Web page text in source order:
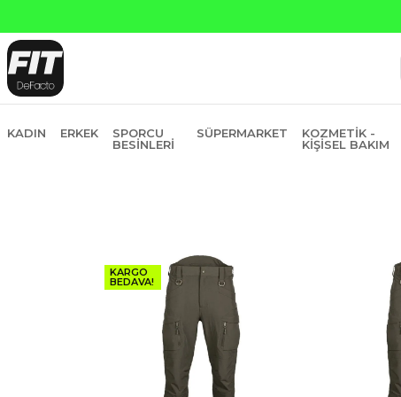
KADIN ERKEK
SPORCU
BESINLERI
SÜPERMARKET
KOZMETIK -
KIŞISEL BAKIM
KARGO
BEDAVA!